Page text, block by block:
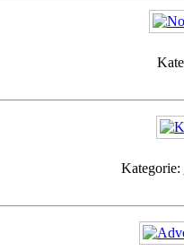
Kategorie: